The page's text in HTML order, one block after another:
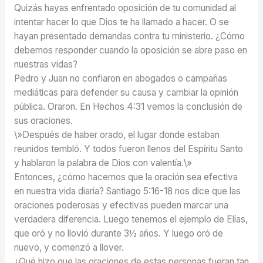
Quizás hayas enfrentado oposición de tu comunidad al
intentar hacer lo que Dios te ha llamado a hacer. O se
hayan presentado demandas contra tu ministerio. ¿Cómo
debemos responder cuando la oposición se abre paso en
nuestras vidas?
Pedro y Juan no confiaron en abogados o campañas
mediáticas para defender su causa y cambiar la opinión
pública. Oraron. En Hechos 4:31 vemos la conclusión de
sus oraciones.
\»Después de haber orado, el lugar donde estaban
reunidos tembló. Y todos fueron llenos del Espíritu Santo
y hablaron la palabra de Dios con valentía.\»
Entonces, ¿cómo hacemos que la oración sea efectiva
en nuestra vida diaria? Santiago 5:16-18 nos dice que las
oraciones poderosas y efectivas pueden marcar una
verdadera diferencia. Luego tenemos el ejemplo de Elías,
que oró y no llovió durante 3½ años. Y luego oró de
nuevo, y comenzó a llover.